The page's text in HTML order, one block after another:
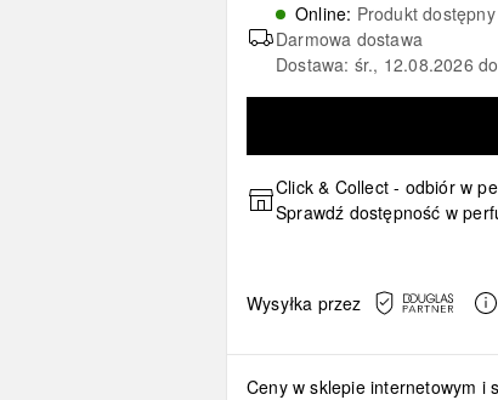
Online: Produkt dostępny
Darmowa dostawa
Dostawa: śr., 12.08.2026
Click & Collect - odbiór w
Sprawdź dostępność w
Wysyłka przez
Ceny w sklepie internetowym i